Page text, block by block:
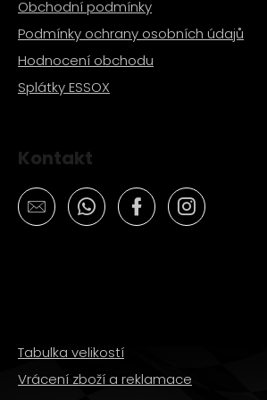
Obchodní podmínky
Podmínky ochrany osobních údajů
Hodnocení obchodu
Splátky ESSOX
Kontakt
Tabulka velikostí
Vrácení zboží a reklamace